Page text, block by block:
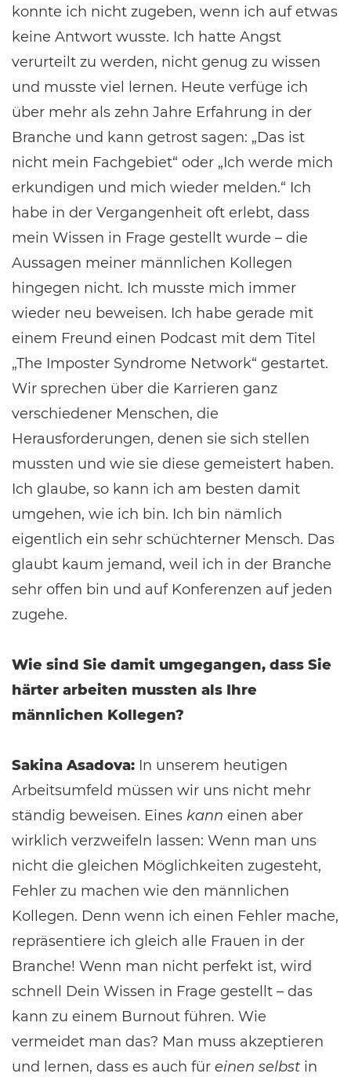
konnte ich nicht zugeben, wenn ich auf etwas
keine Antwort wusste. Ich hatte Angst
verurteilt zu werden, nicht genug zu wissen
und musste viel lernen. Heute verfüge ich
über mehr als zehn Jahre Erfahrung in der
Branche und kann getrost sagen: „Das ist
nicht mein Fachgebiet“ oder „Ich werde mich
erkundigen und mich wieder melden.“ Ich
habe in der Vergangenheit oft erlebt, dass
mein Wissen in Frage gestellt wurde – die
Aussagen meiner männlichen Kollegen
hingegen nicht. Ich musste mich immer
wieder neu beweisen. Ich habe gerade mit
einem Freund einen Podcast mit dem Titel
„The Imposter Syndrome Network“ gestartet.
Wir sprechen über die Karrieren ganz
verschiedener Menschen, die
Herausforderungen, denen sie sich stellen
mussten und wie sie diese gemeistert haben.
Ich glaube, so kann ich am besten damit
umgehen, wie ich bin. Ich bin nämlich
eigentlich ein sehr schüchterner Mensch. Das
glaubt kaum jemand, weil ich in der Branche
sehr offen bin und auf Konferenzen auf jeden
zugehe.
Wie sind Sie damit umgegangen, dass Sie
härter arbeiten mussten als Ihre
männlichen Kollegen?
Sakina Asadova: In unserem heutigen
Arbeitsumfeld müssen wir uns nicht mehr
ständig beweisen. Eines kann einen aber
wirklich verzweifeln lassen: Wenn man uns
nicht die gleichen Möglichkeiten zugesteht,
Fehler zu machen wie den männlichen
Kollegen. Denn wenn ich einen Fehler mache,
repräsentiere ich gleich alle Frauen in der
Branche! Wenn man nicht perfekt ist, wird
schnell Dein Wissen in Frage gestellt – das
kann zu einem Burnout führen. Wie
vermeidet man das? Man muss akzeptieren
und lernen, dass es auch für einen selbst in